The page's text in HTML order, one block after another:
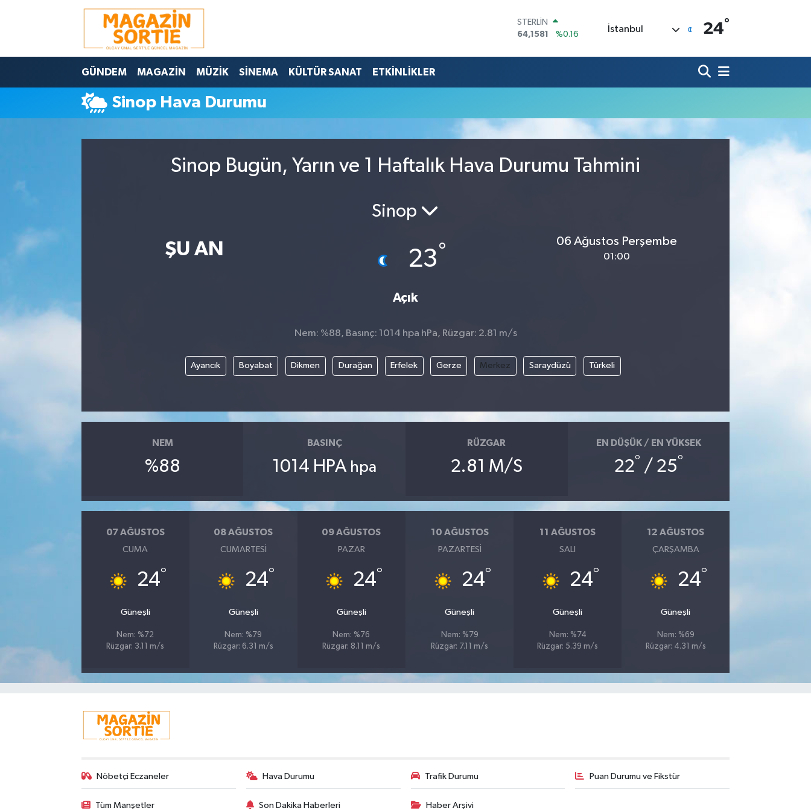
STERLİN
64,1581
%0.16
6508.83
%4.44
DOLAR
İstanbul 24°
GÜNDEM MAGAZİN MÜZİK SİNEMA KÜLTÜR SANAT ETKİNLİKLER
Sinop Hava Durumu
Sinop Bugün, Yarın ve 1 Haftalık Hava Durumu Tahmini
ŞU AN
Sinop
23°
Açık
06 Ağustos Perşembe
01:00
Nem: %88, Basınç: 1014 hpa hPa, Rüzgar: 2.81 m/s
Ayancık Boyabat Dikmen Durağan Erfelek Gerze Merkez Saraydüzü Türkeli
NEM
%88
BASINÇ
1014 HPA hpa
RÜZGAR
2.81 M/S
EN DÜŞÜK / EN YÜKSEK
22° / 25°
07 AĞUSTOS
CUMA
24°
Güneşli
Nem: %72
Rüzgar: 3.11 m/s
08 AĞUSTOS
CUMARTESI
24°
Güneşli
Nem: %79
Rüzgar: 6.31 m/s
09 AĞUSTOS
PAZAR
24°
Güneşli
Nem: %76
Rüzgar: 8.11 m/s
10 AĞUSTOS
PAZARTESI
24°
Güneşli
Nem: %79
Rüzgar: 7.11 m/s
11 AĞUSTOS
SALI
24°
Güneşli
Nem: %74
Rüzgar: 5.39 m/s
12 AĞUSTOS
ÇARŞAMBA
24°
Güneşli
Nem: %69
Rüzgar: 4.31 m/s
Nöbetçi Eczaneler Hava Durumu Trafik Durumu Puan Durumu ve Fikstür
Tüm Manşetler Son Dakika Haberleri Haber Arşivi
Nöbetçi Eczaneler
Hava Durumu
Trafik Durumu
Süper Lig Puan Durumu ve Fikstür
Haber Arşivi